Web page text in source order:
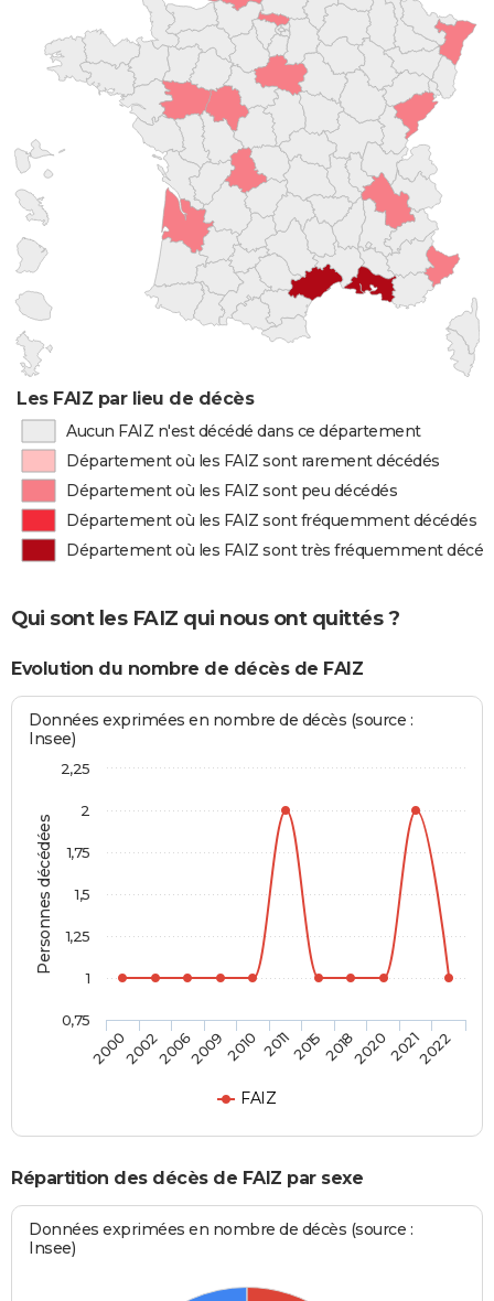
Les FAIZ par lieu de décès
Aucun FAIZ n'est décédé dans ce département
Département où les FAIZ sont rarement décédés
Département où les FAIZ sont peu décédés
Département où les FAIZ sont fréquemment décédés
Département où les FAIZ sont très fréquemment
Qui sont les FAIZ qui nous ont quittés ?
Evolution du nombre de décès de FAIZ
Personnes décédées
Données exprimées en nombre de décès (source :
Insee)
FAIZ
20002002200620092010 201120152018202020212022
0,75
1
1,25
1,5
1,75
2
2,25
Répartition des décès de FAIZ par sexe
Données exprimées en nombre de décès (source :
Insee)